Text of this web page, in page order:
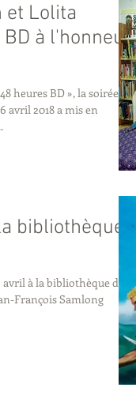
et Lolita
à l'honneur
heures BD », la soirée
avril 2018 a mis en
bibliothèque
à la bibliothèque de la